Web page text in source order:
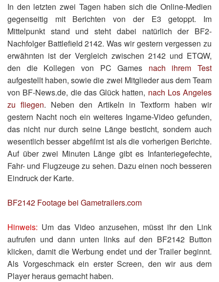
In den letzten zwei Tagen haben sich die Online-Medien
gegenseitig mit Berichten von der E3 getoppt. Im
Mittelpunkt stand und steht dabei natürlich der BF2-
Nachfolger Battlefield 2142. Was wir gestern vergessen zu
erwähnten ist der Vergleich zwischen 2142 und ETQW,
den die Kollegen von PC Games nach ihrem Test
aufgestellt haben, sowie die zwei Mitglieder aus dem Team
von BF-News.de, die das Glück hatten, nach Los Angeles
zu fliegen. Neben den Artikeln in Textform haben wir
gestern Nacht noch ein weiteres Ingame-Video gefunden,
das nicht nur durch seine Länge besticht, sondern auch
wesentlich besser abgefilmt ist als die vorherigen Berichte.
Auf über zwei Minuten Länge gibt es Infanteriegefechte,
Fahr- und Flugzeuge zu sehen. Dazu einen noch besseren
Eindruck der Karte.
BF2142 Footage bei Gametrailers.com
Hinweis: Um das Video anzusehen, müsst ihr den Link
aufrufen und dann unten links auf den BF2142 Button
klicken, damit die Werbung endet und der Trailer beginnt.
Als Vorgeschmack ein erster Screen, den wir aus dem
Player heraus gemacht haben.